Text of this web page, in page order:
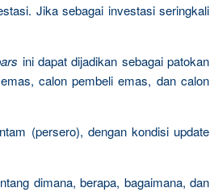
Jika sebagai investasi seringkali
ini dapat dijadikan sebagai patokan
calon pembeli emas, dan calon
(persero), dengan kondisi update
dimana, berapa, bagaimana, dan